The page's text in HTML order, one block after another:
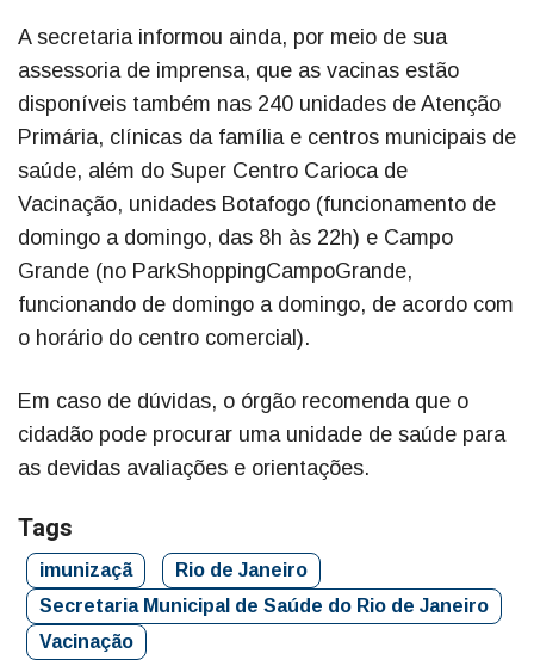
A secretaria informou ainda, por meio de sua
assessoria de imprensa, que as vacinas estão
disponíveis também nas 240 unidades de Atenção
Primária, clínicas da família e centros municipais de
saúde, além do Super Centro Carioca de
Vacinação, unidades Botafogo (funcionamento de
domingo a domingo, das 8h às 22h) e Campo
Grande (no ParkShoppingCampoGrande,
funcionando de domingo a domingo, de acordo com
o horário do centro comercial).
Em caso de dúvidas, o órgão recomenda que o
cidadão pode procurar uma unidade de saúde para
as devidas avaliações e orientações.
Tags
imunizaçã
Rio de Janeiro
Secretaria Municipal de Saúde do Rio de Janeiro
Vacinação